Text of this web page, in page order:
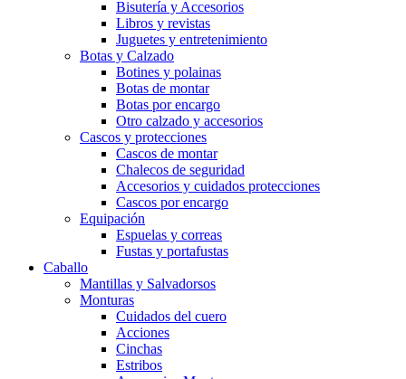
Bisutería y Accesorios
Libros y revistas
Juguetes y entretenimiento
Botas y Calzado
Botines y polainas
Botas de montar
Botas por encargo
Otro calzado y accesorios
Cascos y protecciones
Cascos de montar
Chalecos de seguridad
Accesorios y cuidados protecciones
Cascos por encargo
Equipación
Espuelas y correas
Fustas y portafustas
Caballo
Mantillas y Salvadorsos
Monturas
Cuidados del cuero
Acciones
Cinchas
Estribos